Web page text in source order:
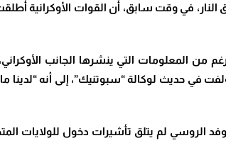
من المعلومات التي ينشرها الجانب
حديث لوكالة “​سبوتنيك​”، إلى أنه “لدينا
الروسي لم يتلق تأشيرات دخول للولايات